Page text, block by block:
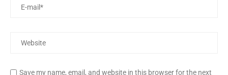
Save my name, email, and website in this browser for the next